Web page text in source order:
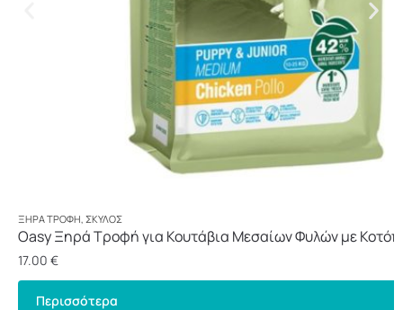
ΞΗΡΆ ΤΡΟΦΉ, ΣΚΎΛΟΣ
Oasy Ξηρά Τροφή για Κουτάβια Μεσαίων Φυλών με
17.00 €
Περισσότερα